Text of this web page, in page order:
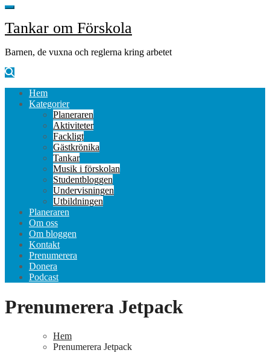
Tankar om Förskola
Barnen, de vuxna och reglerna kring arbetet
Hem
Kategorier
Planeraren
Aktiviteter
Fackligt
Gästkrönika
Tankar
Musik i förskolan
Studentbloggen
Undervisningen
Utbildningen
Planeraren
Om oss
Om bloggen
Kontakt
Prenumerera
Donera
Podcast
Prenumerera Jetpack
Hem
Prenumerera Jetpack